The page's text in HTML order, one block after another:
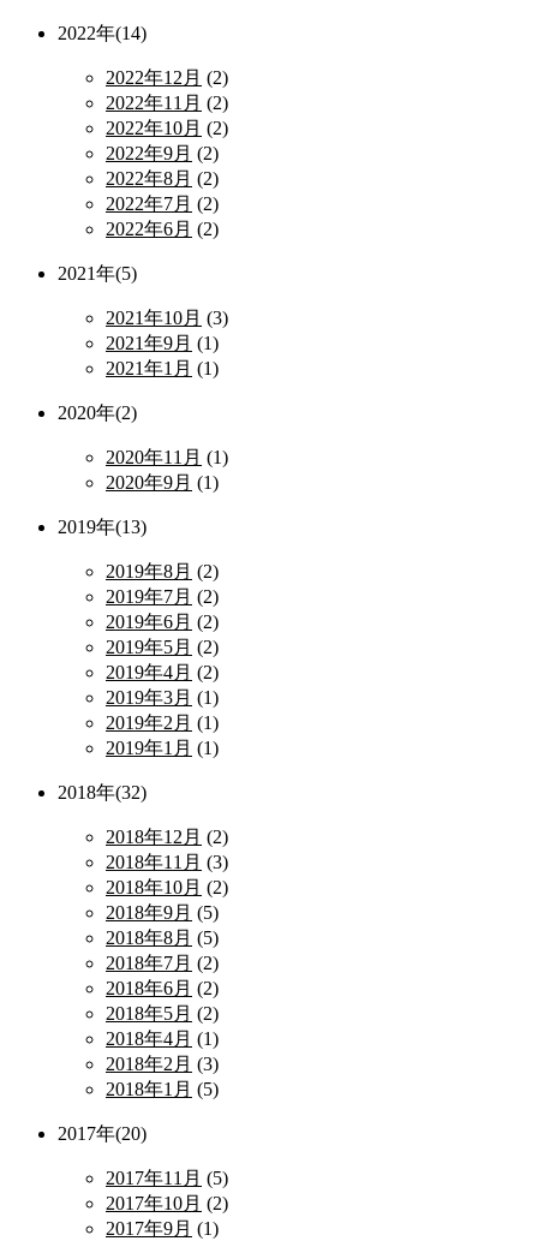
2022年(14)
2022年12月 (2)
2022年11月 (2)
2022年10月 (2)
2022年9月 (2)
2022年8月 (2)
2022年7月 (2)
2022年6月 (2)
2021年(5)
2021年10月 (3)
2021年9月 (1)
2021年1月 (1)
2020年(2)
2020年11月 (1)
2020年9月 (1)
2019年(13)
2019年8月 (2)
2019年7月 (2)
2019年6月 (2)
2019年5月 (2)
2019年4月 (2)
2019年3月 (1)
2019年2月 (1)
2019年1月 (1)
2018年(32)
2018年12月 (2)
2018年11月 (3)
2018年10月 (2)
2018年9月 (5)
2018年8月 (5)
2018年7月 (2)
2018年6月 (2)
2018年5月 (2)
2018年4月 (1)
2018年2月 (3)
2018年1月 (5)
2017年(20)
2017年11月 (5)
2017年10月 (2)
2017年9月 (1)